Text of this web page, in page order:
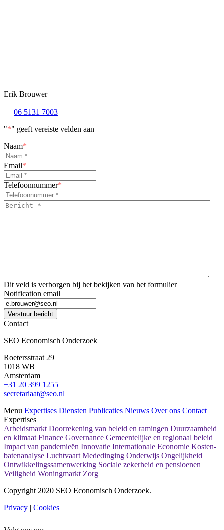
Erik Brouwer
06 5131 7003
"*" geeft vereiste velden aan
Naam*
Email*
Telefoonnummer*
Bericht
Dit veld is verborgen bij het bekijken van het formulier
Notification email
Verstuur bericht
Contact
SEO Economisch Onderzoek
Roetersstraat 29
1018 WB
Amsterdam
+31 20 399 1255
secretariaat@seo.nl
Menu Expertises Diensten Publicaties Nieuws Over ons Contact
Expertises
Arbeidsmarkt Doorrekening van beleid en ramingen Duurzaamheid
en klimaat Finance Governance Gemeentelijke en regionaal beleid
Impact van pandemieën Innovatie Internationale Economie Kosten-
batenanalyse Luchtvaart Mededinging Onderwijs Ongelijkheid
Ontwikkelingssamenwerking Sociale zekerheid en pensioenen
Veiligheid Woningmarkt Zorg
Copyright 2020 SEO Economisch Onderzoek.
Privacy | Cookies |